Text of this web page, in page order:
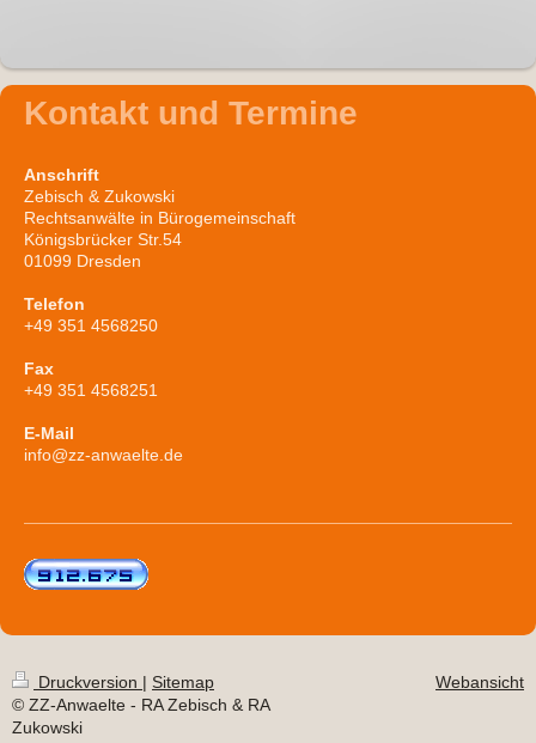
Kontakt und Termine
Anschrift
Zebisch & Zukowski
Rechtsanwälte in Bürogemeinschaft
Königsbrücker Str.54
01099 Dresden
Telefon
+49 351 4568250
Fax
+49 351 4568251
E-Mail
info@zz-anwaelte.de
Druckversion | Sitemap
© ZZ-Anwaelte - RA Zebisch & RA
Zukowski
Webansicht